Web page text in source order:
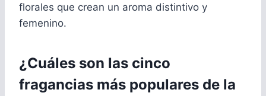
florales que crean un aroma distintivo y
femenino.
¿Cuáles son las cinco
fragancias más populares de la